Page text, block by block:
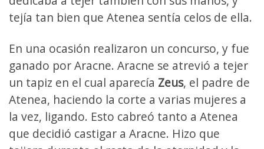
tejía tan bien que Atenea sentía celos de ella.
En una ocasión realizaron un concurso, y fue
ganado por Aracne. Aracne se atrevió a tejer
un tapiz en el cual aparecía Zeus, el padre de
Atenea, haciendo la corte a varias mujeres a
la vez, ligando. Esto cabreó tanto a Atenea
que decidió castigar a Aracne. Hizo que